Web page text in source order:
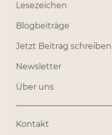
Lesezeichen
Blogbeiträge
Jetzt Beitrag
Newsletter
Über uns
Kontakt